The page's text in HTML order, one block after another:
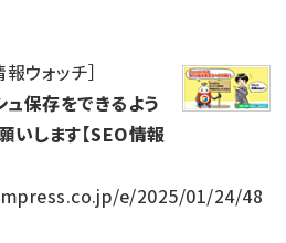
ウォッチ］
保存をできるよう
いします【SEO情報
e/2025/01/24/48